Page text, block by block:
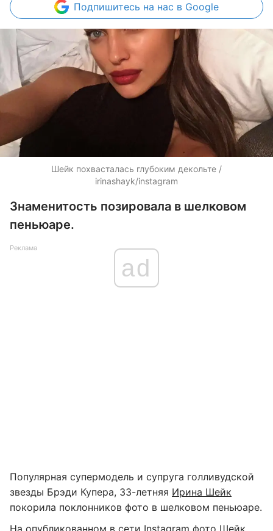
Подпишитесь на нас в Google
Шейк похвасталась глубоким декольте /
irinashayk/instagram
Знаменитость позировала в шелковом
пеньюаре.
Реклама
ad
Популярная супермодель и супруга голливудской
звезды Брэди Купера, 33-летняя Ирина Шейк
покорила поклонников фото в шелковом пеньюаре.